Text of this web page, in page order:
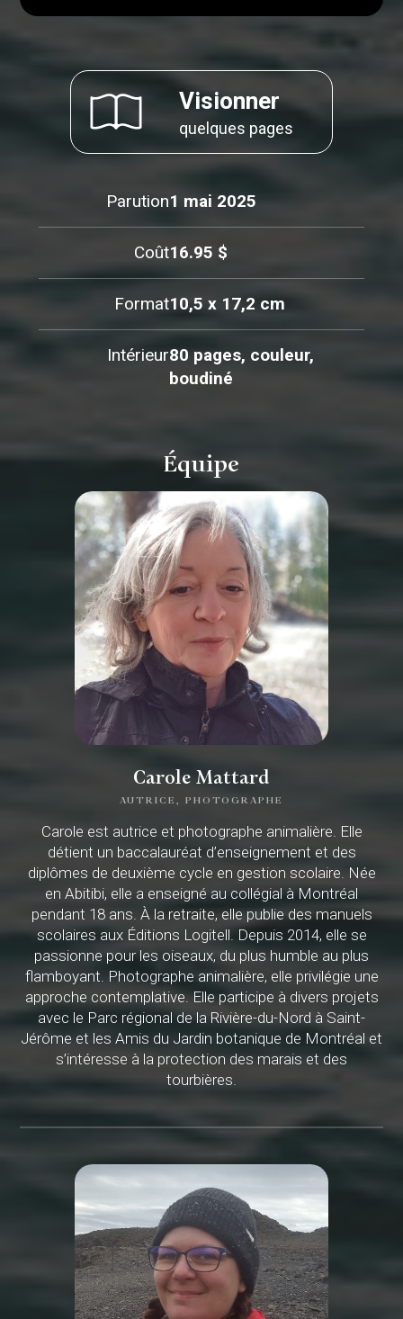
Visionner
quelques pages
Parution1 mai 2025
Coût16.95 $
Format10,5 x 17,2 cm
Intérieur80 pages, couleur,
boudiné
Équipe
Carole Mattard
AUTRICE, PHOTOGRAPHE
Carole est autrice et photographe animalière. Elle
détient un baccalauréat d’enseignement et des
diplômes de deuxième cycle en gestion scolaire. Née
en Abitibi, elle a enseigné au collégial à Montréal
pendant 18 ans. À la retraite, elle publie des manuels
scolaires aux Éditions Logitell. Depuis 2014, elle se
passionne pour les oiseaux, du plus humble au plus
flamboyant. Photographe animalière, elle privilégie une
approche contemplative. Elle participe à divers projets
avec le Parc régional de la Rivière-du-Nord à Saint-
Jérôme et les Amis du Jardin botanique de Montréal et
s’intéresse à la protection des marais et des
tourbières.